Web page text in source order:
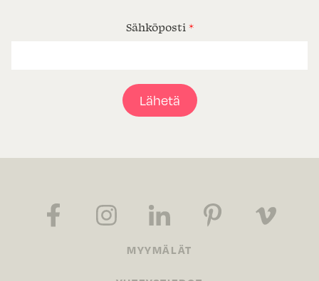
Sähköposti *
Lähetä
MYYMÄLÄT